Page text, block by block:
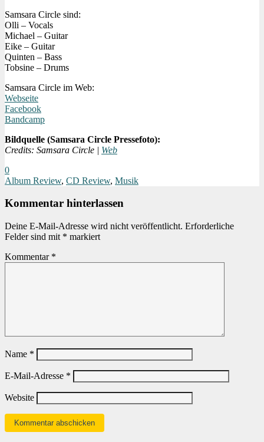
Samsara Circle sind:
Olli – Vocals
Michael – Guitar
Eike – Guitar
Quinten – Bass
Tobsine – Drums
Samsara Circle im Web:
Webseite
Facebook
Bandcamp
Bildquelle (Samsara Circle Pressefoto):
Credits: Samsara Circle | Web
0
Album Review, CD Review, Musik
Kommentar hinterlassen
Deine E-Mail-Adresse wird nicht veröffentlicht. Erforderliche
Felder sind mit * markiert
Kommentar *
Name *
E-Mail-Adresse *
Website